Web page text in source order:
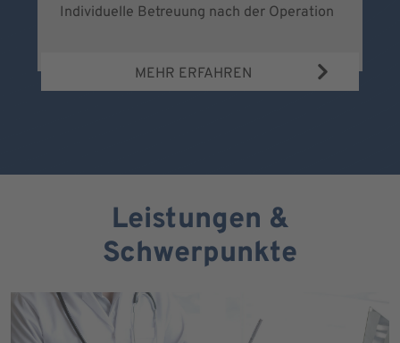
Individuelle Betreuung nach der Operation
MEHR ERFAHREN
Leistungen &
Schwerpunkte